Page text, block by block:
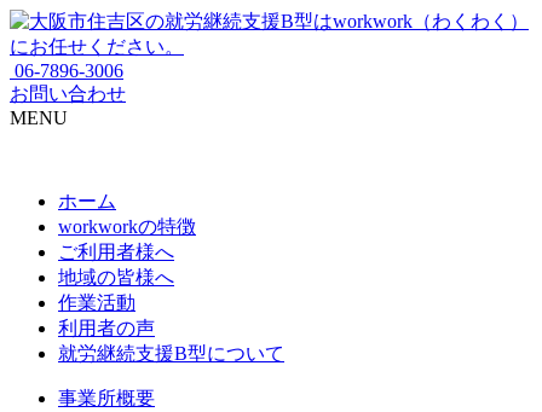
06-7896-3006
お問い合わせ
MENU
ホーム
workworkの特徴
ご利用者様へ
地域の皆様へ
作業活動
利用者の声
就労継続支援B型について
事業所概要